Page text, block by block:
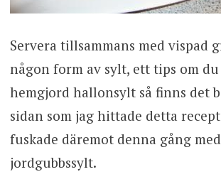
Servera tillsammans med vispad
någon form av sylt, ett tips om
hemgjord hallonsylt så finns det
sidan som jag hittade detta
fuskade däremot denna gång med
jordgubbssylt.